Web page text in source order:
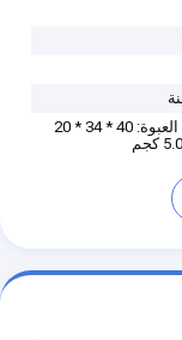
علبة 1000 قطعة مقاس العبوة: 40 * 34 * 20